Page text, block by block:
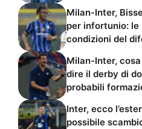
Milan-Inter,
per infortunio: le
condizioni del
Milan-Inter,
dire il derby di
probabili
Inter, ecco
possibile